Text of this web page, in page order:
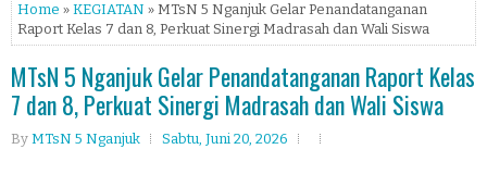
Home » KEGIATAN » MTsN 5 Nganjuk Gelar Penandatanganan
Raport Kelas 7 dan 8, Perkuat Sinergi Madrasah dan Wali Siswa
MTsN 5 Nganjuk Gelar Penandatanganan Raport Kelas
7 dan 8, Perkuat Sinergi Madrasah dan Wali Siswa
By MTsN 5 Nganjuk Sabtu, Juni 20, 2026